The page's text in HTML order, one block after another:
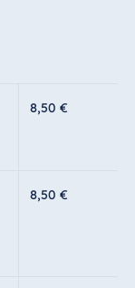
8,50 €
8,50 €